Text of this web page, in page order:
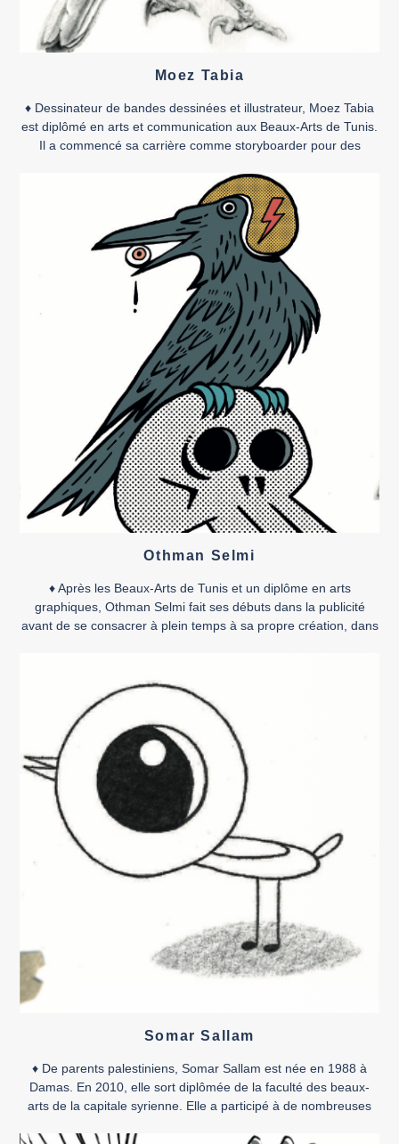
Moez Tabia
♦ Dessinateur de bandes dessinées et illustrateur, Moez Tabia
est diplômé en arts et communication aux Beaux-Arts de Tunis.
Il a commencé sa carrière comme storyboarder pour des
maisons d’édition jeunesse. Il a également exercé en tant
qu’enseignant de dessin numérique. En 2014, il obtient le prix
[…]
Othman Selmi
♦ Après les Beaux-Arts de Tunis et un diplôme en arts
graphiques, Othman Selmi fait ses débuts dans la publicité
avant de se consacrer à plein temps à sa propre création, dans
tunisienne. Outre […]
Somar Sallam
♦ De parents palestiniens, Somar Sallam est née en 1988 à
Damas. En 2010, elle sort diplômée de la faculté des beaux-
arts de la capitale syrienne. Elle a participé à de nombreuses